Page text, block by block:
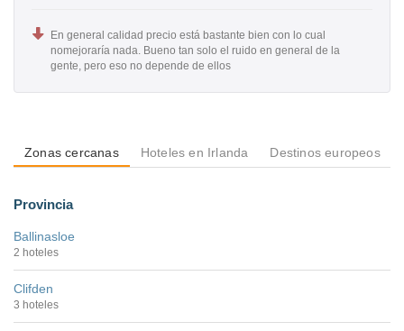
En general calidad precio está bastante bien con lo cual
nomejoraría nada. Bueno tan solo el ruido en general de la
gente, pero eso no depende de ellos
Zonas cercanas Hoteles en Irlanda Destinos europeos
Provincia
Ballinasloe
2 hoteles
Clifden
3 hoteles